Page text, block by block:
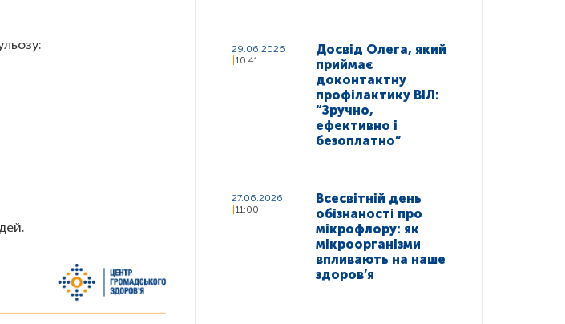
29.06.2026
10:41
Досвід Олега, який
приймає
доконтактну
профілактику ВІЛ:
“Зручно,
ефективно і
безоплатно”
27.06.2026
11:00
Всесвітній день
обізнаності про
мікрофлору: як
мікроорганізми
впливають на наше
здоров’я